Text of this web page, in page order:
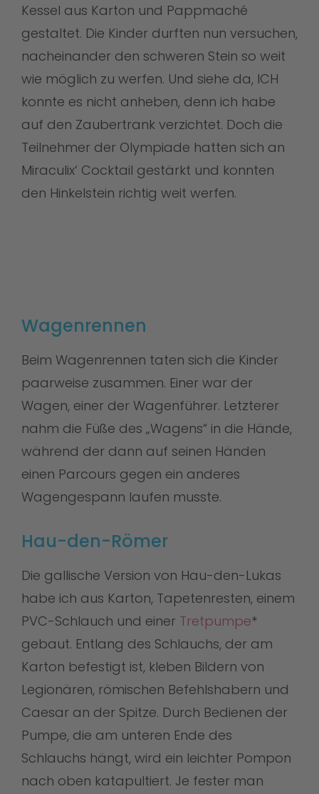
Kessel aus Karton und Pappmaché
gestaltet. Die Kinder durften nun versuchen,
nacheinander den schweren Stein so weit
wie möglich zu werfen. Und siehe da, ICH
konnte es nicht anheben, denn ich habe
auf den Zaubertrank verzichtet. Doch die
Teilnehmer der Olympiade hatten sich an
Miraculix‘ Cocktail gestärkt und konnten
den Hinkelstein richtig weit werfen.
Wagenrennen
Beim Wagenrennen taten sich die Kinder
paarweise zusammen. Einer war der
Wagen, einer der Wagenführer. Letzterer
nahm die Füße des „Wagens“ in die Hände,
während der dann auf seinen Händen
einen Parcours gegen ein anderes
Wagengespann laufen musste.
Hau-den-Römer
Die gallische Version von Hau-den-Lukas
habe ich aus Karton, Tapetenresten, einem
PVC-Schlauch und einer Tretpumpe*
gebaut. Entlang des Schlauchs, der am
Karton befestigt ist, kleben Bildern von
Legionären, römischen Befehlshabern und
Caesar an der Spitze. Durch Bedienen der
Pumpe, die am unteren Ende des
Schlauchs hängt, wird ein leichter Pompon
nach oben katapultiert. Je fester man